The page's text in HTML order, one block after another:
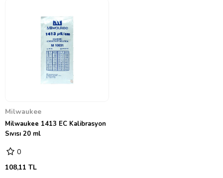
Milwaukee
Milwaukee 1413 EC Kalibrasyon
Sıvısı 20 ml
0
108,11 TL